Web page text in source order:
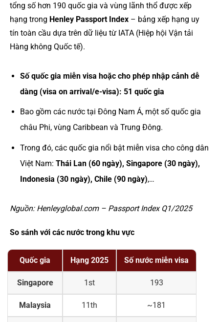
tổng số hơn 190 quốc gia và vùng lãnh thổ được xếp
hạng trong Henley Passport Index – bảng xếp hạng uy
tín toàn cầu dựa trên dữ liệu từ IATA (Hiệp hội Vận tải
Hàng không Quốc tế).
Số quốc gia miễn visa hoặc cho phép nhập cảnh dễ
dàng (visa on arrival/e-visa): 51 quốc gia
Bao gồm các nước tại Đông Nam Á, một số quốc gia
châu Phi, vùng Caribbean và Trung Đông.
Trong đó, các quốc gia nổi bật miễn visa cho công dân
Việt Nam: Thái Lan (60 ngày), Singapore (30 ngày),
Indonesia (30 ngày), Chile (90 ngày),…
Nguồn: Henleyglobal.com – Passport Index Q1/2025
So sánh với các nước trong khu vực
Quốc gia Hạng 2025 Số nước miễn visa
Singapore 1st 193
Malaysia 11th ~181